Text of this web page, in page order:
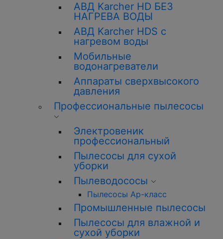
АВД Karcher HD БЕЗ
НАГРЕВА ВОДЫ
АВД Karcher HDS с
нагревом воды
Мобильные
водонагреватели
Аппараты сверхвысокого
давления
Профессиональные пылесосы
Электровеник
профессиональный
Пылесосы для сухой
уборки
Пылеводососы
Пылесосы Ар-класс
Промышленные пылесосы
Пылесосы для влажной и
сухой уборки